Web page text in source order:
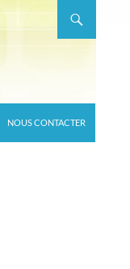
NOUS CONTACTER